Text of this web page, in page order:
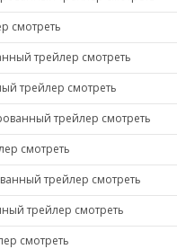
смотреть
трейлер смотреть
трейлер смотреть
трейлер смотреть
смотреть
трейлер смотреть
трейлер смотреть
смотреть